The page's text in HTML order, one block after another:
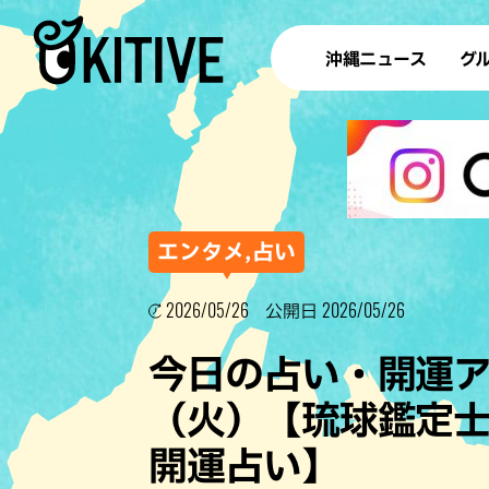
沖縄ニュース グ
ラ
テイ
すし
ステー
その他
エンタメ,占い
2026/05/26 公開日 2026/05/26
今日の占い・開運
（火）【琉球鑑定
開運占い】